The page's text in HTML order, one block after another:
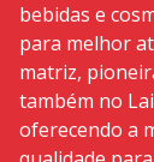
bebidas e
para melhor
matriz,
também no
oferecendo a